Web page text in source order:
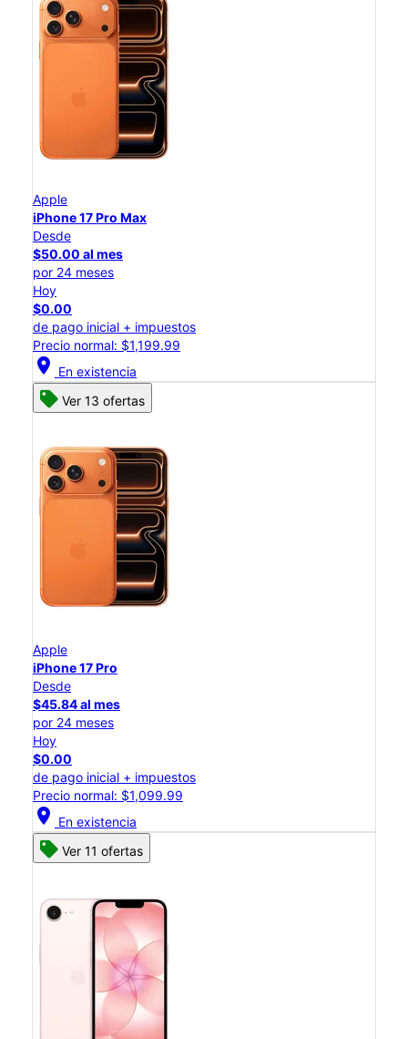
Apple
iPhone 17 Pro Max
Desde
$50.00 al mes
por 24 meses
Hoy
$0.00
de pago inicial + impuestos
Precio normal: $1,199.99
location_on En existencia
Ver 13 ofertas
Apple
iPhone 17 Pro
Desde
$45.84 al mes
por 24 meses
Hoy
$0.00
de pago inicial + impuestos
Precio normal: $1,099.99
location_on En existencia
Ver 11 ofertas